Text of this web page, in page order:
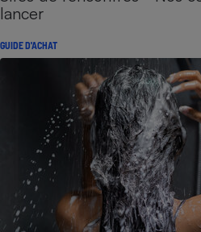
lancer
GUIDE D'ACHAT